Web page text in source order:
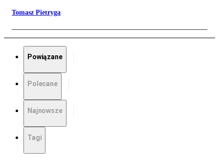
Tomasz Pietryga
Powiązane
Polecane
Najnowsze
Tagi